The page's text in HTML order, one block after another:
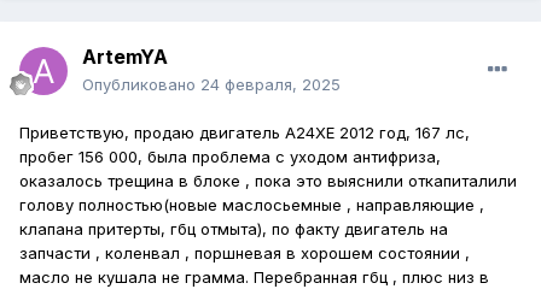
ArtemYA
Опубликовано 24 февраля, 2025
Приветствую, продаю двигатель А24ХЕ 2012 год, 167 лс,
пробег 156 000, была проблема с уходом антифриза,
оказалось трещина в блоке , пока это выяснили откапиталили
голову полностью(новые маслосьемные , направляющие ,
клапана притерты, гбц отмыта), по факту двигатель на
запчасти , коленвал , поршневая в хорошем состоянии ,
масло не кушала не грамма. Перебранная гбц , плюс низ в